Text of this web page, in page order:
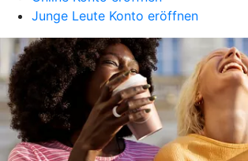
Junge Leute Konto eröffnen